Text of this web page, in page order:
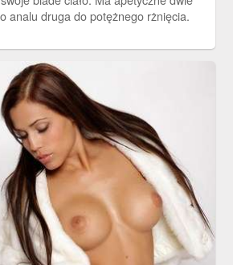
analu druga do potężnego rżnięcia.